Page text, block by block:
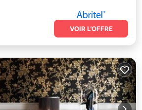
VOIR L’OFFRE